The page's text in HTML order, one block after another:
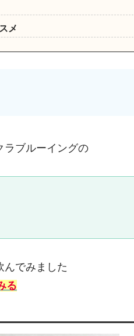
メ
ラブルーイングの
んでみました
る